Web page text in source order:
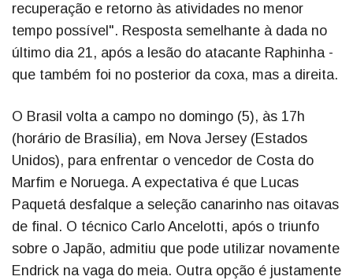
recuperação e retorno às atividades no menor
tempo possível". Resposta semelhante à dada no
último dia 21, após a lesão do atacante Raphinha -
que também foi no posterior da coxa, mas a direita.
O Brasil volta a campo no domingo (5), às 17h
(horário de Brasília), em Nova Jersey (Estados
Unidos), para enfrentar o vencedor de Costa do
Marfim e Noruega. A expectativa é que Lucas
Paquetá desfalque a seleção canarinho nas oitavas
de final. O técnico Carlo Ancelotti, após o triunfo
sobre o Japão, admitiu que pode utilizar novamente
Endrick na vaga do meia. Outra opção é justamente